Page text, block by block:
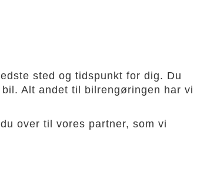
sted og tidspunkt for dig. Du
Alt andet til bilrengøringen har vi
over til vores partner, som vi